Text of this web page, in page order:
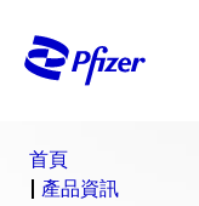
首頁
產品資訊